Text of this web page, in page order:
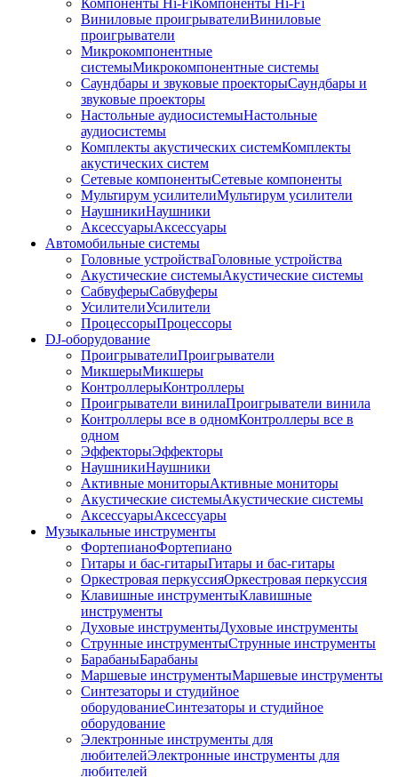
Виниловые проигрывателиВиниловые
проигрыватели
Микрокомпонентные
системыМикрокомпонентные системы
Саундбары и звуковые проекторыСаундбары и
звуковые проекторы
Настольные аудиосистемыНастольные
аудиосистемы
Комплекты акустических системКомплекты
акустических систем
Сетевые компонентыСетевые компоненты
Мультирум усилителиМультирум усилители
НаушникиНаушники
АксессуарыАксессуары
Автомобильные системы
Головные устройстваГоловные устройства
Акустические системыАкустические системы
СабвуферыСабвуферы
УсилителиУсилители
ПроцессорыПроцессоры
DJ-оборудование
ПроигрывателиПроигрыватели
МикшерыМикшеры
КонтроллерыКонтроллеры
Проигрыватели винилаПроигрыватели винила
Контроллеры все в одномКонтроллеры все в
одном
ЭффекторыЭффекторы
НаушникиНаушники
Активные мониторыАктивные мониторы
Акустические системыАкустические системы
АксессуарыАксессуары
Музыкальные инструменты
ФортепианоФортепиано
Гитары и бас-гитарыГитары и бас-гитары
Оркестровая перкуссияОркестровая перкуссия
Клавишные инструментыКлавишные
инструменты
Духовые инструментыДуховые инструменты
Струнные инструментыСтрунные инструменты
БарабаныБарабаны
Маршевые инструментыМаршевые инструменты
Синтезаторы и студийное
оборудованиеСинтезаторы и студийное
оборудование
Электронные инструменты для
любителейЭлектронные инструменты для
любителей